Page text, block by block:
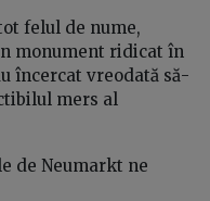
felul de nume,
monument ridicat în
încercat vreodată să-
mers al
de Neumarkt ne